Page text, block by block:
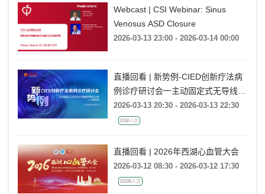
Webcast | CSI Webinar: Sinus
Venosus ASD Closure
2026-03-13 23:00 - 2026-03-14 00:00
直播回看 | 新势例-CIED创新疗法病
例诊疗研讨会一主动固定式无导线起
搏器病例研讨会一湖南站
2026-03-13 20:30 - 2026-03-13 22:30
1192人次
直播回看 | 2026年西湖心血管大会
2026-03-12 08:30 - 2026-03-12 17:30
13186人次